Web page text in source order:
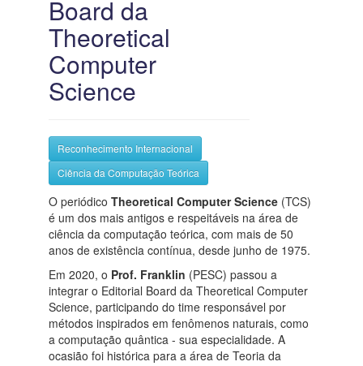
Board da
Theoretical
Computer
Science
Reconhecimento Internacional
Ciência da Computação Teórica
O periódico Theoretical Computer Science (TCS)
é um dos mais antigos e respeitáveis na área de
ciência da computação teórica, com mais de 50
anos de existência contínua, desde junho de 1975.
Em 2020, o Prof. Franklin (PESC) passou a
integrar o Editorial Board da Theoretical Computer
Science, participando do time responsável por
métodos inspirados em fenômenos naturais, como
a computação quântica - sua especialidade. A
ocasião foi histórica para a área de Teoria da